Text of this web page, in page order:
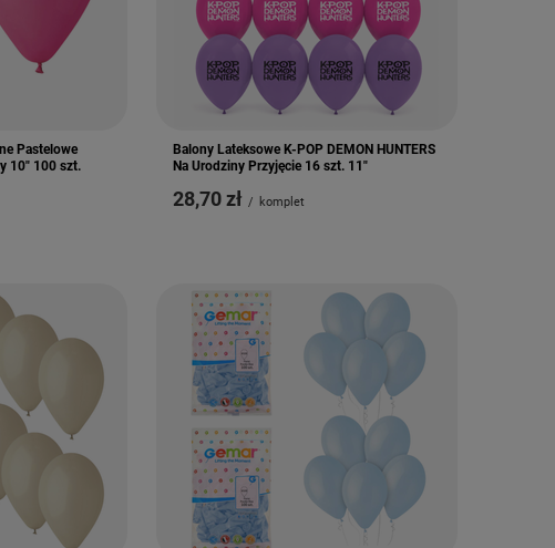
Pastelowe
10" 100 szt.
Balony Lateksowe K-POP DEMON HUNTERS
Na Urodziny Przyjęcie 16 szt. 11"
28,70 zł / komplet